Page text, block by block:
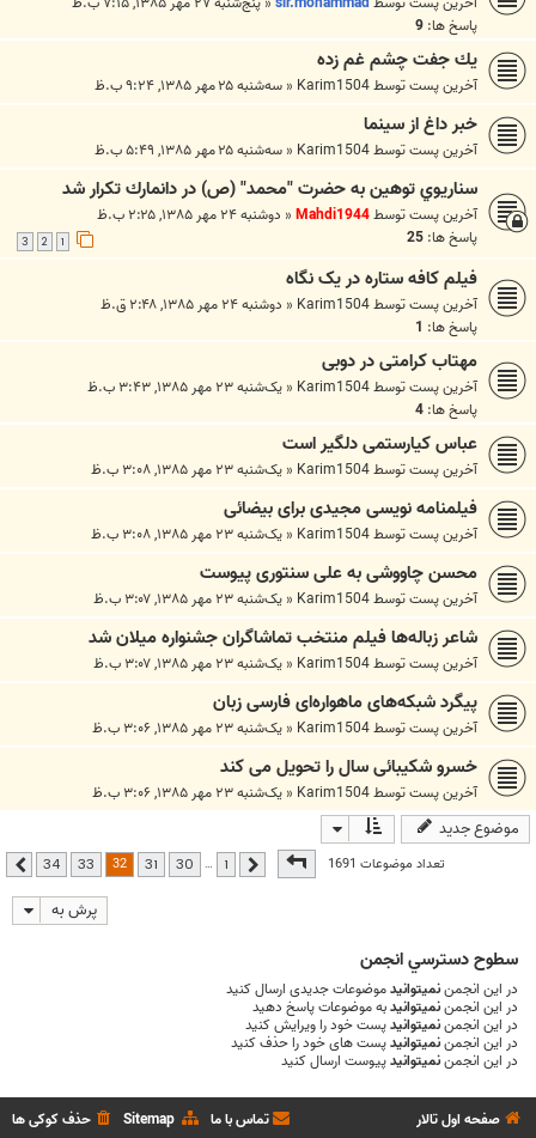
پاسخ ها: 9
یك جفت چشم غم زده
آخرین پست توسطKarim1504
« سه‌شنبه ۲۵ مهر ۱۳۸۵, ۹:۲۴ ب.ظ
خبر داغ از سینما
آخرین پست توسطKarim1504
« سه‌شنبه ۲۵ مهر ۱۳۸۵, ۵:۴۹ ب.ظ
سناريوي توهين به حضرت "محمد" (ص) در دانمارك تكرار شد
آخرین پست توسطMahdi1944
« دوشنبه ۲۴ مهر ۱۳۸۵, ۲:۲۵ ب.ظ
پاسخ ها: 25
3
فیلم کافه ستاره در یک نگاه
آخرین پست توسطKarim1504
« دوشنبه ۲۴ مهر ۱۳۸۵, ۲:۴۸ ق.ظ
پاسخ ها: 1
مهتاب کرامتی در دوبی
آخرین پست توسطKarim1504
« یک‌شنبه ۲۳ مهر ۱۳۸۵, ۳:۴۳ ب.ظ
پاسخ ها: 4
عباس كيارستمی دلگیر است
آخرین پست توسطKarim1504
« یک‌شنبه ۲۳ مهر ۱۳۸۵, ۳:۰۸ ب.ظ
فیلمنامه نویسی مجیدی برای بیضائی
آخرین پست توسطKarim1504
« یک‌شنبه ۲۳ مهر ۱۳۸۵, ۳:۰۸ ب.ظ
محسن چاووشی به علی سنتوری پیوست
آخرین پست توسطKarim1504
« یک‌شنبه ۲۳ مهر ۱۳۸۵, ۳:۰۷ ب.ظ
شاعر زباله‌ها فیلم منتخب تماشاگران جشنواره میلان شد
آخرین پست توسطKarim1504
« یک‌شنبه ۲۳ مهر ۱۳۸۵, ۳:۰۷ ب.ظ
پیگرد شبكه‌های ماهواره‌ای فارسی زبان
آخرین پست توسطKarim1504
« یک‌شنبه ۲۳ مهر ۱۳۸۵, ۳:۰۶ ب.ظ
خسرو شکیبائی سال را تحویل می کند
آخرین پست توسطKarim1504
« یک‌شنبه ۲۳ مهر ۱۳۸۵, ۳:۰۶ ب.ظ
موضوع جدید
تعداد موضوعات 1691صفحه32 از34 قبلی …
30
31
32
33
34 بعدی
پرش به
سطوح دسترسي انجمن
در این انجمننمیتوانیدموضوعات جدیدی ارسال کنید
در این انجمننمیتوانیدبه موضوعات پاسخ دهید
در این انجمننمیتوانیدپست خود را ویرایش کنید
در این انجمننمیتوانیدپست های خود را حذف کنید
در این انجمننمیتوانیدپیوست ارسال کنید
صفحه اول تالار حذف کوکی ها Sitemap تماس با ما